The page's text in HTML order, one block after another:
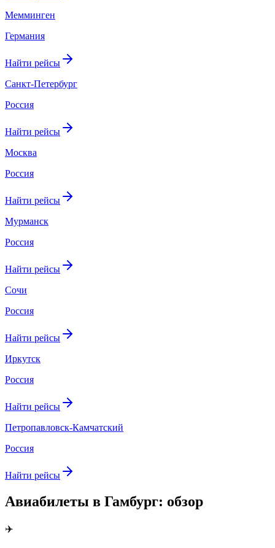
Мемминген
Германия
Найти рейсы
Санкт-Петербург
Россия
Найти рейсы
Москва
Россия
Найти рейсы
Мурманск
Россия
Найти рейсы
Сочи
Россия
Найти рейсы
Иркутск
Россия
Найти рейсы
Петропавловск-Камчатский
Россия
Найти рейсы
Авиабилеты в Гамбург: обзор
✈️